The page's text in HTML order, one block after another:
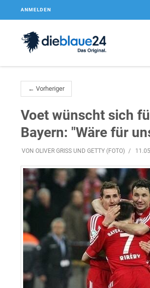
ANMELDEN
← Vorheriger
Voet wünscht sich
Bayern: "Wäre für
VON OLIVER GRISS UND GETTY (FOTO)